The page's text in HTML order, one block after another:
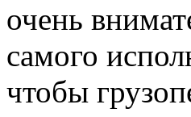
очень
самого
чтобы